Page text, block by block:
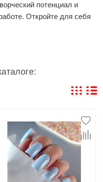
потенциал и
Откройте для себя